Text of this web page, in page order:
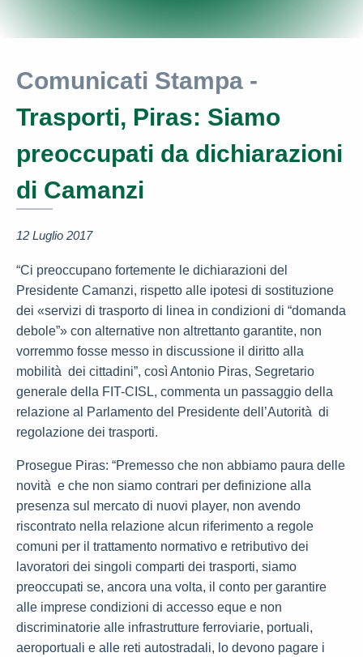
Comunicati Stampa -
Trasporti, Piras: Siamo
preoccupati da dichiarazioni
di Camanzi
12 Luglio 2017
“Ci preoccupano fortemente le dichiarazioni del
Presidente Camanzi, rispetto alle ipotesi di sostituzione
dei «servizi di trasporto di linea in condizioni di “domanda
debole”» con alternative non altrettanto garantite, non
vorremmo fosse messo in discussione il diritto alla
mobilità dei cittadini”, così Antonio Piras, Segretario
generale della FIT-CISL, commenta un passaggio della
relazione al Parlamento del Presidente dell’Autorità di
regolazione dei trasporti.
Prosegue Piras: “Premesso che non abbiamo paura delle
novità e che non siamo contrari per definizione alla
presenza sul mercato di nuovi player, non avendo
riscontrato nella relazione alcun riferimento a regole
comuni per il trattamento normativo e retributivo dei
lavoratori dei singoli comparti dei trasporti, siamo
preoccupati se, ancora una volta, il conto per garantire
alle imprese condizioni di accesso eque e non
discriminatorie alle infrastrutture ferroviarie, portuali,
aeroportuali e alle reti autostradali, lo devono pagare i